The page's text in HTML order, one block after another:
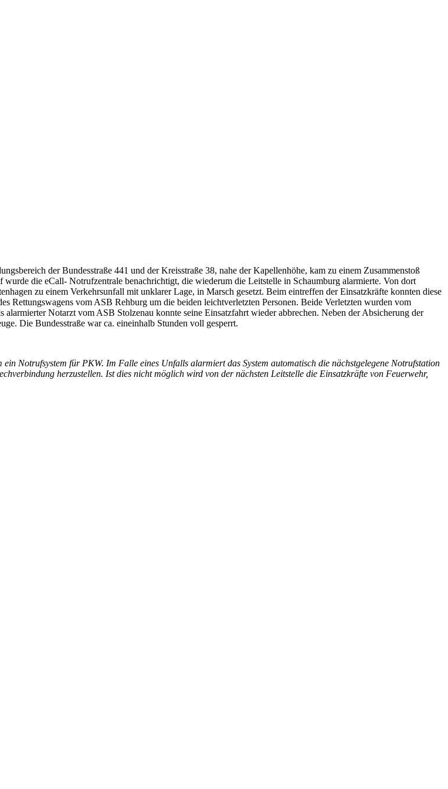
der Bundesstraße 441 und der Kreisstraße 38, nahe der Kapellenhöhe, kam zu einem Zusammenstoß
die eCall- Notrufzentrale benachrichtigt, die wiederum die Leitstelle in Schaumburg alarmierte. Von dort
zu einem Verkehrsunfall mit unklarer Lage, in Marsch gesetzt. Beim eintreffen der Einsatzkräfte konnten diese
Rettungswagens vom ASB Rehburg um die beiden leichtverletzten Personen. Beide Verletzten wurden vom
Notarzt vom ASB Stolzenau konnte seine Einsatzfahrt wieder abbrechen. Neben der Absicherung der
Die Bundesstraße war ca. eineinhalb Stunden voll gesperrt.
Notrufsystem für PKW. Im Falle eines Unfalls alarmiert das System automatisch die nächstgelegene Notrufstation
herzustellen. Ist dies nicht möglich wird von der nächsten Leitstelle die Einsatzkräfte von Feuerwehr,